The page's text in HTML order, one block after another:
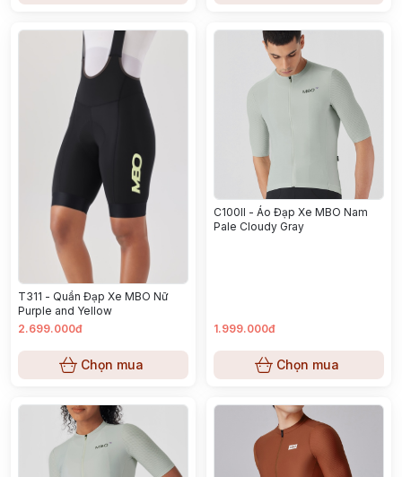
T311 - Quần Đạp Xe MBO Nữ
Purple and Yellow
2.699.000đ
Chọn mua
C100II - Áo Đạp Xe MBO Nam
Pale Cloudy Gray
1.999.000đ
Chọn mua